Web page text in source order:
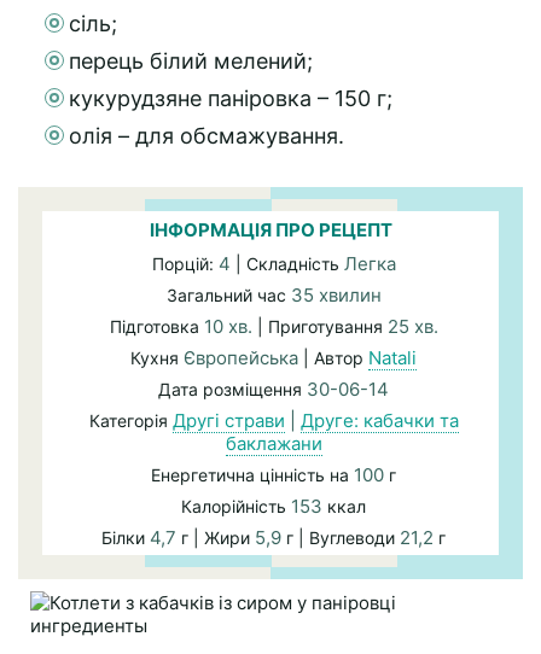
сіль;
перець білий мелений;
кукурудзяне паніровка – 150 г;
олія – для обсмажування.
ІНФОРМАЦІЯ ПРО РЕЦЕПТ
Порцій: 4 | Складність Легка
Загальний час 35 хвилин
Підготовка 10 хв. | Приготування 25 хв.
Кухня Європейська | Автор Natali
Дата розміщення 30-06-14
Категорія Другі страви
Друге: кабачки та
баклажани
Енергетична цінність на 100 г
Калорійність 153 ккал
Білки 4,7 г | Жири 5,9 г | Вуглеводи 21,2 г